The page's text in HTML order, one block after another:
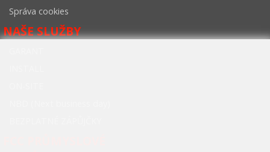
Správa cookies
NAŠE SLUŽBY